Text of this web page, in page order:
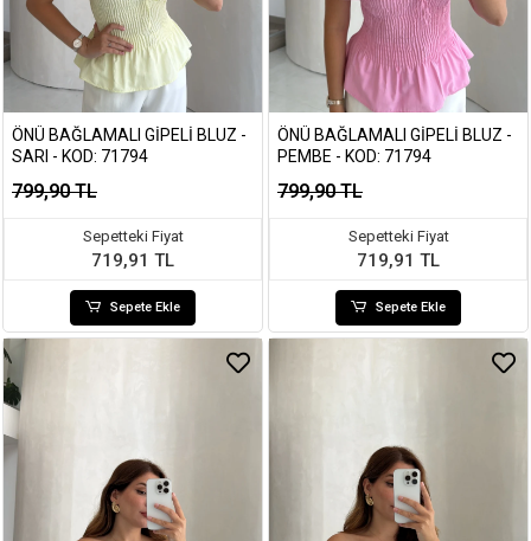
ÖNÜ BAĞLAMALI GIPELI BLUZ -
SARI - KOD: 71794
799,90 TL
Sepetteki Fiyat
719,91 TL
Sepete Ekle
ÖNÜ BAĞLAMALI GIPELI BLUZ -
PEMBE - KOD: 71794
799,90 TL
Sepetteki Fiyat
719,91 TL
Sepete Ekle